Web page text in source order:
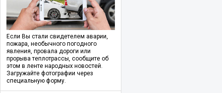
Если Вы стали свидетелем аварии,
пожара, необычного погодного
явления, провала дороги или
прорыва теплотрассы, сообщите об
этом в ленте народных новостей.
Загружайте фотографии через
специальную форму.